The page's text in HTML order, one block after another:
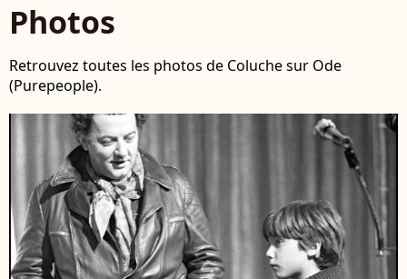
Photos
Retrouvez toutes les photos de Coluche sur Ode
(Purepeople).